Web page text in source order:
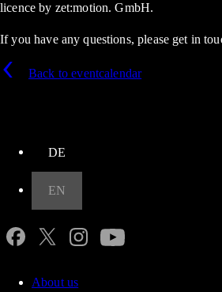
licence by zet:motion. GmbH.
If you have any questions, please get in
Back to eventcalendar
DE
EN
About us